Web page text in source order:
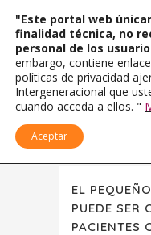
EL
PUEDE SER
PACIENTES
"Este portal web
finalidad técnica, no
personal de los
embargo, contiene
políticas de privacidad
Intergeneracional que
cuando acceda a ellos. "
Aceptar